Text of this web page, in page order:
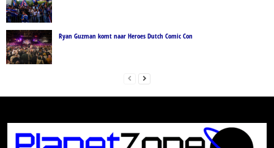
Ryan Guzman komt naar Heroes Dutch Comic Con